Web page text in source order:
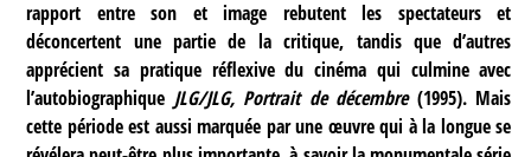
rapport entre son et image rebutent les spectateurs et
déconcertent une partie de la critique, tandis que d’autres
apprécient sa pratique réflexive du cinéma qui culmine avec
l’autobiographique JLG/JLG, Portrait de décembre(1995). Mais
cette période est aussi marquée par une œuvre qui à la longue se